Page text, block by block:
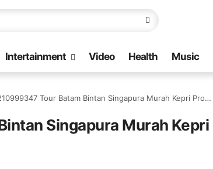
Intertainment Video Health Music
Tour Batam Bintan Singapura Murah Kepri Promotion
Singapura Murah Kepri